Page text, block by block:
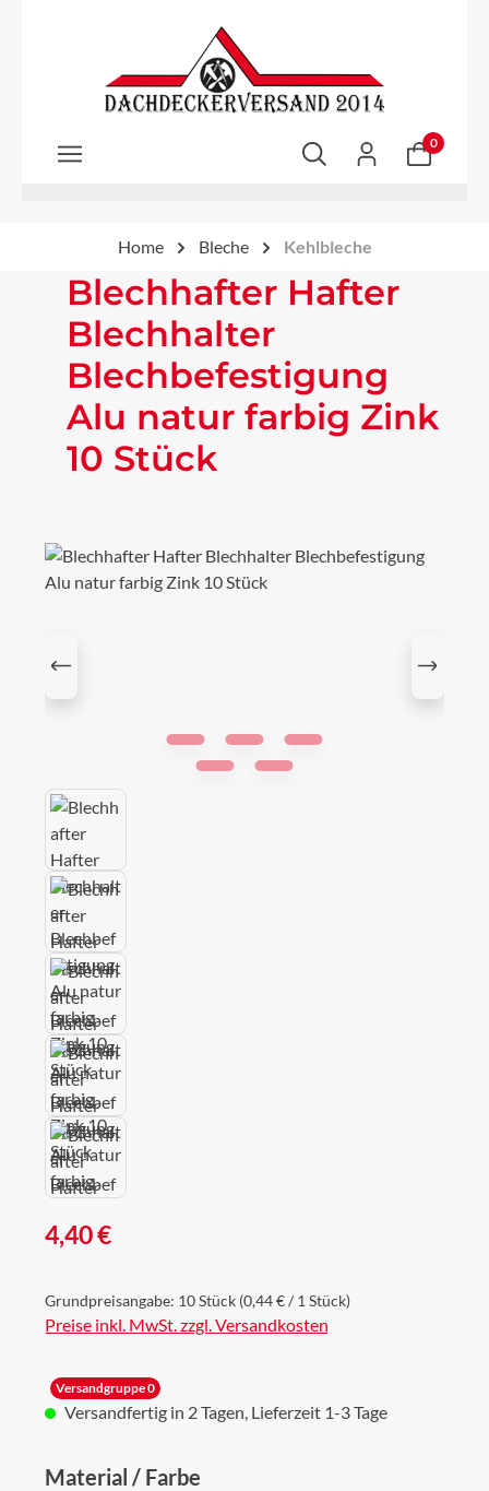
Zum Hauptinhalt springen
0
Home Bleche Kehlbleche
Blechhafter Hafter
Blechhalter
Blechbefestigung
Alu natur farbig Zink
10 Stück
Bildergalerie überspringen
Regulärer Preis:
4,40 €
Grundpreisangabe: 10 Stück (0,44 € / 1 Stück)
Preise inkl. MwSt. zzgl. Versandkosten
Versandgruppe 0
Versandfertig in 2 Tagen, Lieferzeit 1-3 Tage
Material / Farbe